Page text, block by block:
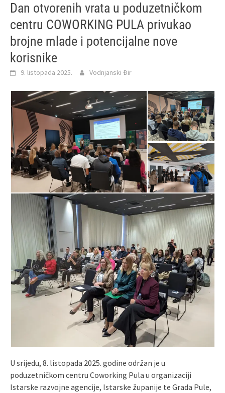
Dan otvorenih vrata u poduzetničkom
centru COWORKING PULA privukao
brojne mlade i potencijalne nove
korisnike
9. listopada 2025. Vodnjanski Đir
U srijedu, 8. listopada 2025. godine održan je u
poduzetničkom centru Coworking Pula u organizaciji
Istarske razvojne agencije, Istarske županije te Grada Pule,